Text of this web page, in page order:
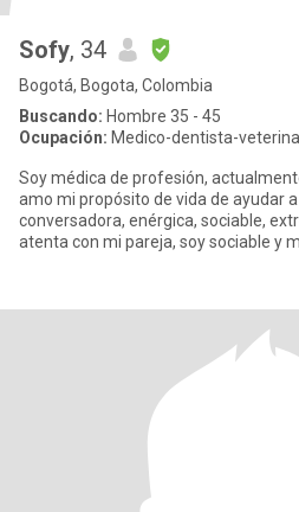
Sofy, 34
Bogotá, Bogota, Colombia
Buscando: Hombre 35 - 45
Ocupación: Medico-dentista-
Soy médica de profesión,
amo mi propósito de vida de ayudar
conversadora, enérgica, sociable,
atenta con mi pareja, soy sociable y